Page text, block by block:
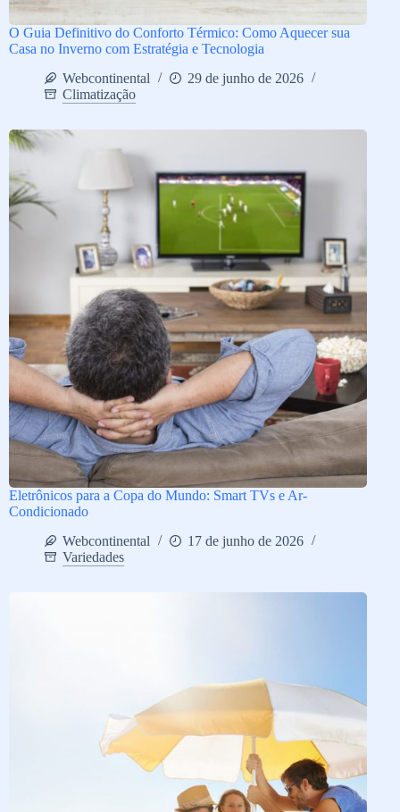
O Guia Definitivo do Conforto Térmico: Como Aquecer sua
Casa no Inverno com Estratégia e Tecnologia
Webcontinental
29 de junho de 2026
Climatização
Eletrônicos para a Copa do Mundo: Smart TVs e Ar-
Condicionado
Webcontinental
17 de junho de 2026
Variedades